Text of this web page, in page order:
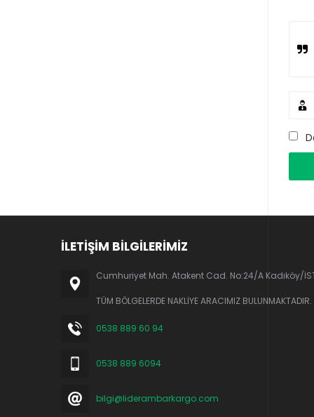
İLETİŞİM BİLGİLERİMİZ
Cumhuriyet Mah. Atakent Cad. No:24/A Kadıköy/
TÜM BÖLGELERDE NAKLİYE ARACIMIZ BULUNMAKTADIR.
0538 889 60 94
0538 889 6094
bilgi@liderambarkargo.com